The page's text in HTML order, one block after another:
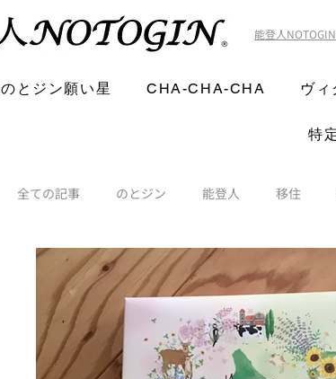
能登人
のとジン願い星 CHA-CHA-CHA ヴィ
特
全ての記事 のとジン 能登人 移住